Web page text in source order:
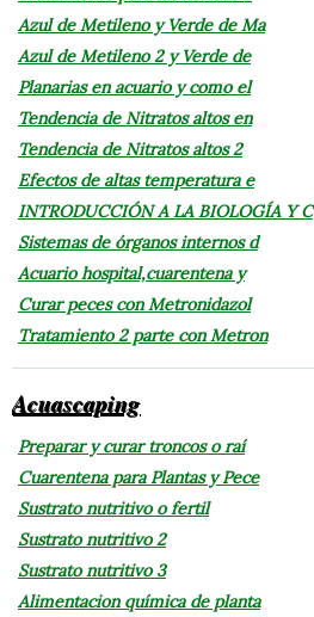
Azul de Metileno y Verde de Ma
Azul de Metileno 2 y Verde de
Planarias en acuario y como el
Tendencia de Nitratos altos en
Tendencia de Nitratos altos 2
Efectos de altas temperatura e
INTRODUCCIÓN A LA BIOLOGÍA Y C
Sistemas de órganos internos d
Acuario hospital,cuarentena y
Curar peces con Metronidazol
Tratamiento 2 parte con Metron
Acuascaping
Preparar y curar troncos o raí
Cuarentena para Plantas y Pece
Sustrato nutritivo o fertil
Sustrato nutritivo 2
Sustrato nutritivo 3
Alimentacion química de planta